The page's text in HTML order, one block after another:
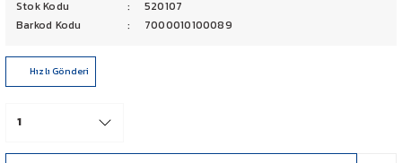
PCX 125-150
CB 125 F
Stok Kodu
520107
Barkod Kodu
7000010100089
Hızlı Gönderi